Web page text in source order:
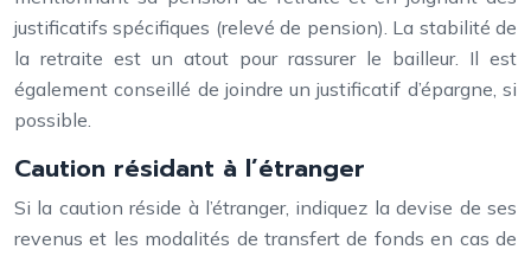
justificatifs spécifiques (relevé de pension). La stabilité de
la retraite est un atout pour rassurer le bailleur. Il est
également conseillé de joindre un justificatif d’épargne, si
possible.
Caution résidant à l’étranger
Si la caution réside à l’étranger, indiquez la devise de ses
revenus et les modalités de transfert de fonds en cas de